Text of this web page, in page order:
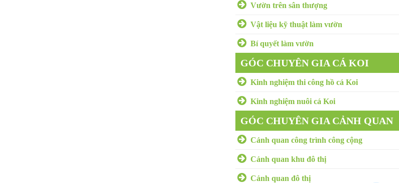
Vườn trên sân thượng
Vật liệu kỹ thuật làm vườn
Bí quyết làm vườn
GÓC CHUYÊN GIA CÁ KOI
Kinh nghiệm thi công hồ cá Koi
Kinh nghiệm nuôi cá Koi
GÓC CHUYÊN GIA CẢNH QUAN
Cảnh quan công trình công cộng
Cảnh quan khu đô thị
Cảnh quan đô thị